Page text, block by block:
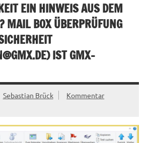
EIN HINWEIS AUS DEM
BOX ÜBERPRÜFUNG
) IST GMX-
Sebastian Brück
Kommentar